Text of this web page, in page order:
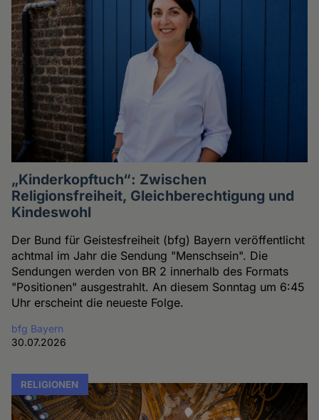
„Kinderkopftuch“: Zwischen
Religionsfreiheit, Gleichberechtigung und
Kindeswohl
Der Bund für Geistesfreiheit (bfg) Bayern veröffentlicht
achtmal im Jahr die Sendung "Menschsein". Die
Sendungen werden von BR 2 innerhalb des Formats
"Positionen" ausgestrahlt. An diesem Sonntag um 6:45
Uhr erscheint die neueste Folge.
bfg Bayern
30.07.2026
RELIGIONEN